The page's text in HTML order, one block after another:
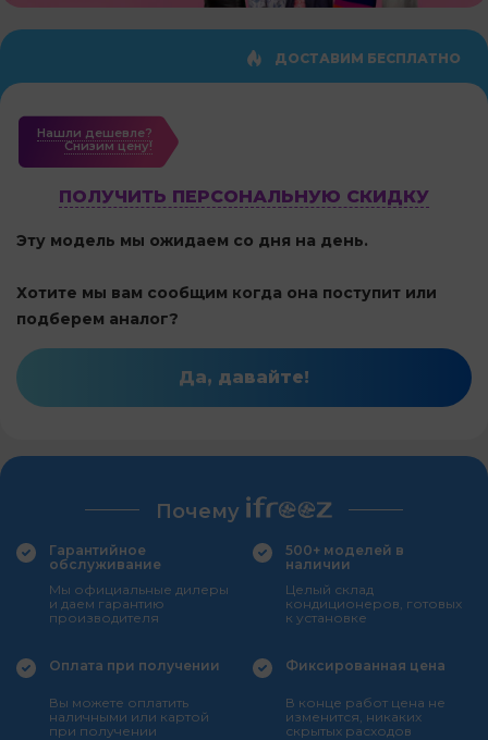
ДОСТАВИМ БЕСПЛАТНО
Нашли дешевле?
Cнизим цену!
ПОЛУЧИТЬ ПЕРСОНАЛЬНУЮ СКИДКУ
Эту модель мы ожидаем со дня на день.
Хотите мы вам сообщим когда она поступит или
подберем аналог?
Да, давайте!
Почему
Гарантийное
обслуживание
Мы официальные дилеры
и даем гарантию
производителя
500+ моделей в
наличии
Целый склад
кондиционеров, готовых
к установке
Оплата при получении
Вы можете оплатить
наличными или картой
при получении
Фиксированная цена
В конце работ цена не
изменится, никаких
скрытых расходов